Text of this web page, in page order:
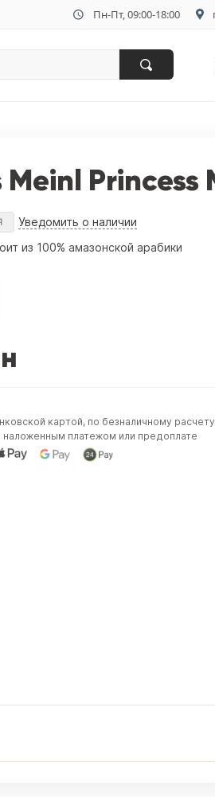
Пн-Пт, 09:00-18:00
Princess
Уведомить о наличии
из 100% амазонской арабики
картой, по безналичному
наложенным платежом или предоплате